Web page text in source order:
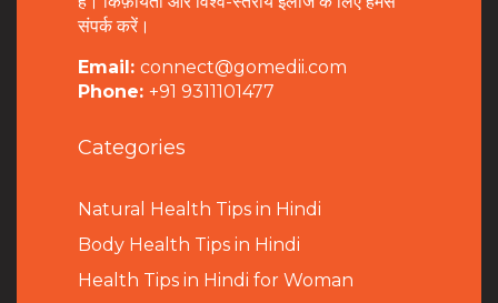
संपर्क करें।
Email: connect@gomedii.com
Phone: +91 9311101477
Categories
Natural Health Tips in Hindi
Body Health Tips in Hindi
Health Tips in Hindi for Woman